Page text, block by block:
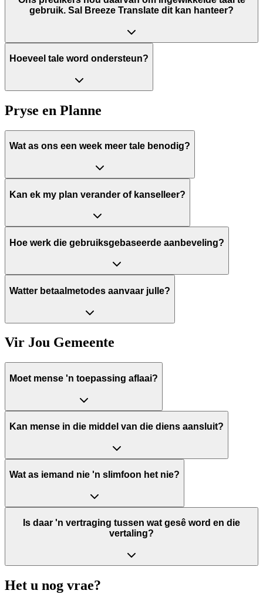
gebruik. Sal Breeze Translate dit kan hanteer?
Hoeveel tale word ondersteun?
Pryse en Planne
Wat as ons een week meer tale benodig?
Kan ek my plan verander of kanselleer?
Hoe werk die gebruiksgebaseerde aanbeveling?
Watter betaalmetodes aanvaar julle?
Vir Jou Gemeente
Moet mense 'n toepassing aflaai?
Kan mense in die middel van die diens aansluit?
Wat as iemand nie 'n slimfoon het nie?
Is daar 'n vertraging tussen wat gesê word en die
vertaling?
Het u nog vrae?